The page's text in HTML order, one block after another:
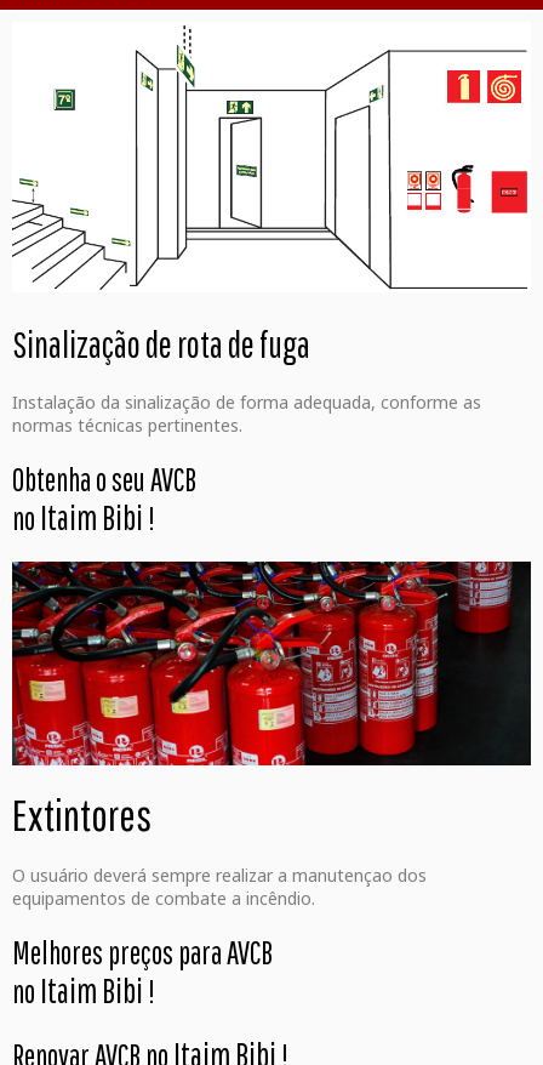
Sinalização de rota de fuga
Instalação da sinalização de forma adequada, conforme as
normas técnicas pertinentes.
Obtenha o seu AVCB
no Itaim Bibi !
Extintores
O usuário deverá sempre realizar a manutençao dos
equipamentos de combate a incêndio.
Melhores preços para AVCB
no Itaim Bibi !
Renovar AVCB no Itaim Bibi !